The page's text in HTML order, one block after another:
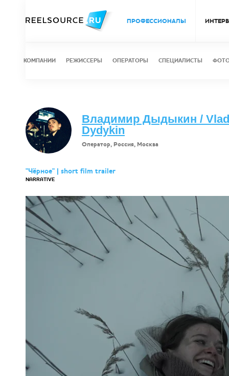
ПРОФЕССИОНАЛЫ
КОМПАНИИ РЕЖИССЕРЫ ОПЕРАТОРЫ СПЕЦИАЛИСТЫ
Владимир Дыдыкин /
Dydykin
Оператор, Россия, Москва
"Чёрное" | short film trailer
NARRATIVE